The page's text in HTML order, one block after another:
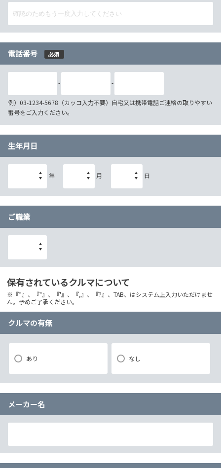
電話番号 必須
- -
例）03-1234-5678（カッコ入力不要）自宅又は携帯電話ご連絡の取りやすい
番号をご入力ください。
生年月日
年 月 日
ご職業
保有されているクルマについて
※『”』、『"』、『'』、『,』、『?』、TAB、はシステム上入力いただけませ
ん。予めご了承ください。
クルマの有無
あり なし
メーカー名